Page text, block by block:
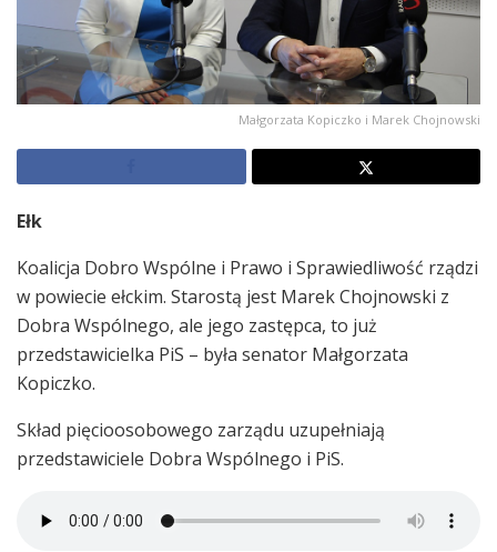
Małgorzata Kopiczko i Marek Chojnowski
Ełk
Koalicja Dobro Wspólne i Prawo i Sprawiedliwość rządzi
w powiecie ełckim. Starostą jest Marek Chojnowski z
Dobra Wspólnego, ale jego zastępca, to już
przedstawicielka PiS – była senator Małgorzata
Kopiczko.
Skład pięcioosobowego zarządu uzupełniają
przedstawiciele Dobra Wspólnego i PiS.